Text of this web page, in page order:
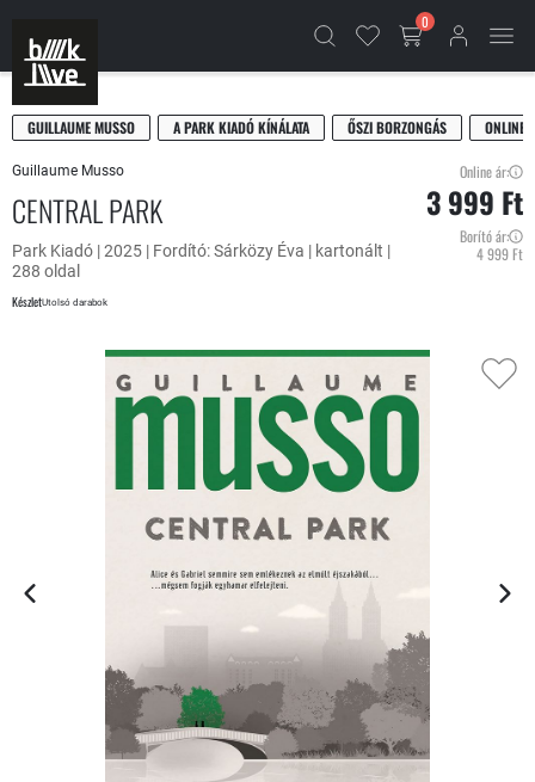
0
GUILLAUME MUSSO A PARK KIADÓ KÍNÁLATA ŐSZI BORZONGÁS ONLINE
Guillaume Musso
CENTRAL PARK
Park Kiadó | 2025 | Fordító: Sárközy Éva | kartonált |
288 oldal
KészletUtolsó darabok
Online ár:
3 999 Ft
Borító ár:
4 999 Ft